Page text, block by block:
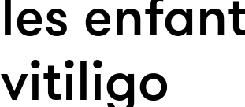
les
vitiligo